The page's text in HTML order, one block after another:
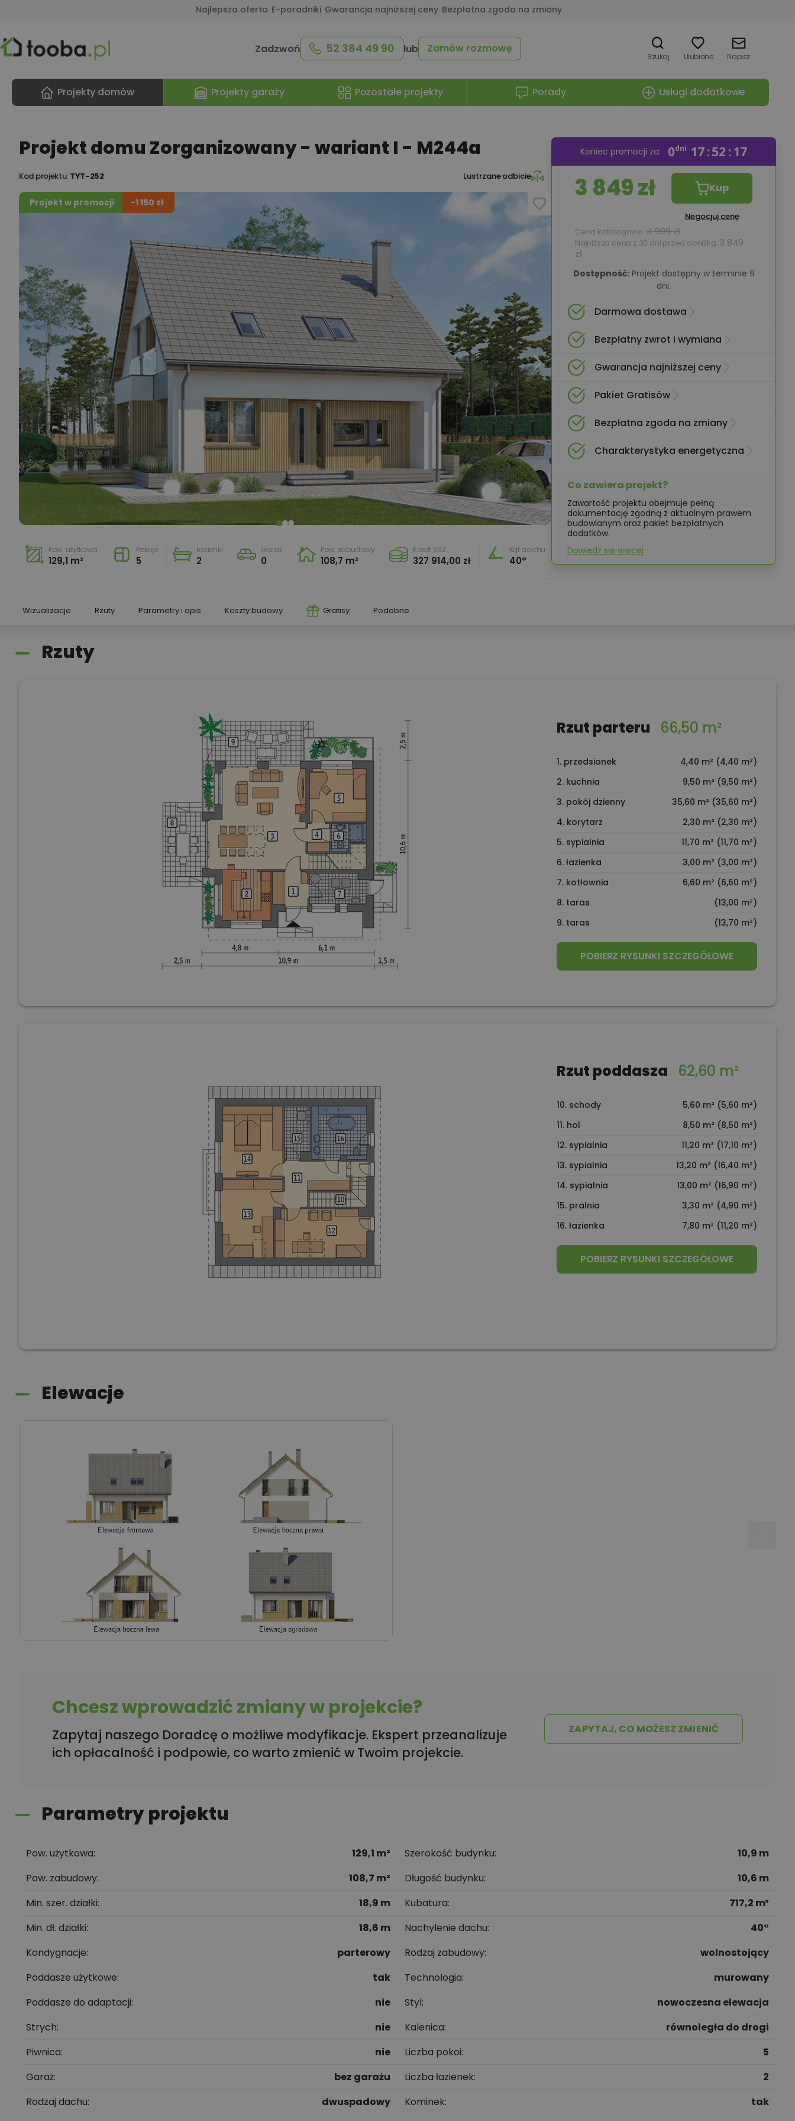
Najlepsza oferta E-poradniki Gwarancja najniższej ceny Bezpłatna zgoda na zmiany
Zadzwoń 52 384 49 90 lub Zamów rozmowę
Szukaj Ulubione Napisz
Projekty domów Projekty garaży Pozostałe projekty Porady Usługi dodatkowe
Projekt domu Zorganizowany - wariant I - M244a
Kod projektu: TYT-252 Lustrzane odbicie
Projekt w promocji -1 150 zł
Pow. użytkowa
129,1 m²
Pokoje
5
Łazienki
2
Garaż
0
Pow. zabudowy
108,7 m²
Koszt SSZ
327 914,00 zł
Kąt dachu
40°
Koniec promocji za: 0dni 17 52 16
3 849 zł Kup
Negocjuj cenę
Cena katalogowa: 4 999 zł
Najniższa cena z 30 dni przed obniżką: 3 849
zł
Dostępność: Projekt dostępny w terminie 9
dni.
Darmowa dostawa
Bezpłatny zwrot i wymiana
Gwarancja najniższej ceny
Pakiet Gratisów
Bezpłatna zgoda na zmiany
Charakterystyka energetyczna
Co zawiera projekt?
Zawartość projektu obejmuje pełną
dokumentację zgodną z aktualnym prawem
budowlanym oraz pakiet bezpłatnych
dodatków.
Dowiedz się więcej
Wizualizacje Rzuty Parametry i opis Koszty budowy Gratisy Podobne
Rzuty
Rzut parteru 66,50 m²
1. przedsionek
4,40 m² (4,40 m²)
2. kuchnia
9,50 m² (9,50 m²)
3. pokój dzienny
35,60 m² (35,60 m²)
4. korytarz
2,30 m² (2,30 m²)
5. sypialnia
11,70 m² (11,70 m²)
6. łazienka
3,00 m² (3,00 m²)
7. kotłownia
6,60 m² (6,60 m²)
8. taras
(13,00 m²)
9. taras
(13,70 m²)
POBIERZ RYSUNKI SZCZEGÓŁOWE
Rzut poddasza 62,60 m²
10. schody
5,60 m² (5,60 m²)
11. hol
8,50 m² (8,50 m²)
12. sypialnia
11,20 m² (17,10 m²)
13. sypialnia
13,20 m² (16,40 m²)
14. sypialnia
13,00 m² (16,90 m²)
15. pralnia
3,30 m² (4,90 m²)
16. łazienka
7,80 m² (11,20 m²)
POBIERZ RYSUNKI SZCZEGÓŁOWE
Elewacje
Chcesz wprowadzić zmiany w projekcie?
Zapytaj naszego Doradcę o możliwe modyfikacje. Ekspert przeanalizuje
ich opłacalność i podpowie, co warto zmienić w Twoim projekcie.
ZAPYTAJ, CO MOŻESZ ZMIENIĆ
Parametry projektu
Pow. użytkowa
129,1 m²
Pow. zabudowy
108,7 m²
Min. szer. działki
18,9 m
Min. dł. działki
18,6 m
Kondygnacje
parterowy
Poddasze użytkowe
tak
Poddasze do adaptacji
nie
Strych
nie
Piwnica
nie
Garaż
bez garażu
Rodzaj dachu
dwuspadowy
Szerokość budynku
10,9 m
Długość budynku
10,6 m
Kubatura
717,2 m³
Nachylenie dachu
40°
Rodzaj zabudowy
wolnostojący
Technologia
murowany
Styl
nowoczesna elewacja
Kalenica
równoległa do drogi
Liczba pokoi
5
Liczba łazienek
2
Kominek
tak